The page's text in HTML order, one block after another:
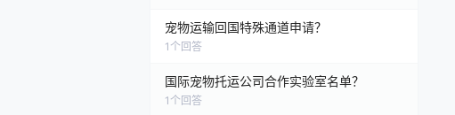
宠物运输回国特殊通道申请？
1 个回答
国际宠物托运公司合作实验室名单？
1 个回答